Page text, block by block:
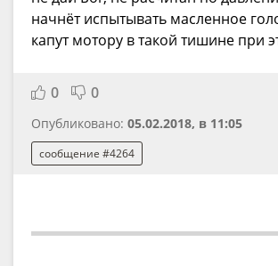
начнёт испытывать масленное
капут мотору в такой тишине при
0 0
Опубликовано: 05.02.2018, в 11:05
сообщение #4264